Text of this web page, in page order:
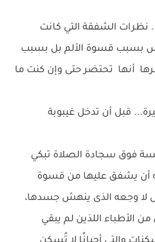
الشفقة التي كانت
بسبب قسوة الألم بل بسبب
أنها تحتضر حتى وإن كنت ما
قبل أن تدخل غيبوبة
فوق سجادة الصلاة تبكي
أن يشفق عليها من قسوة
لا وجعه الذى ينهش جسدها،
الأطباء اللذين لم يبقي